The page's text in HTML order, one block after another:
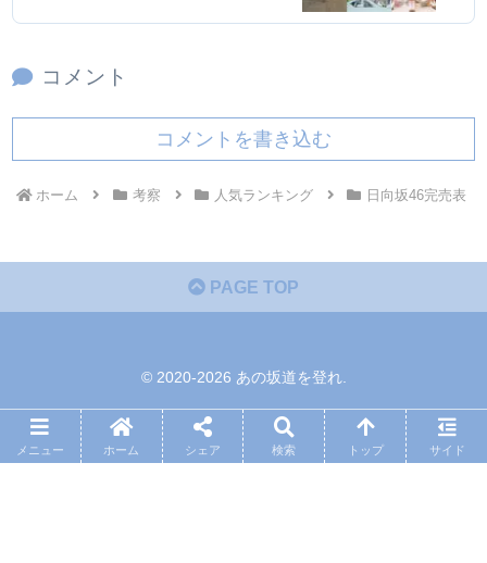
コメント
コメントを書き込む
ホーム 考察 人気ランキング 日向坂46完売表
PAGE TOP
© 2020-2026 あの坂道を登れ.
メニュー ホーム シェア 検索 トップ サイド